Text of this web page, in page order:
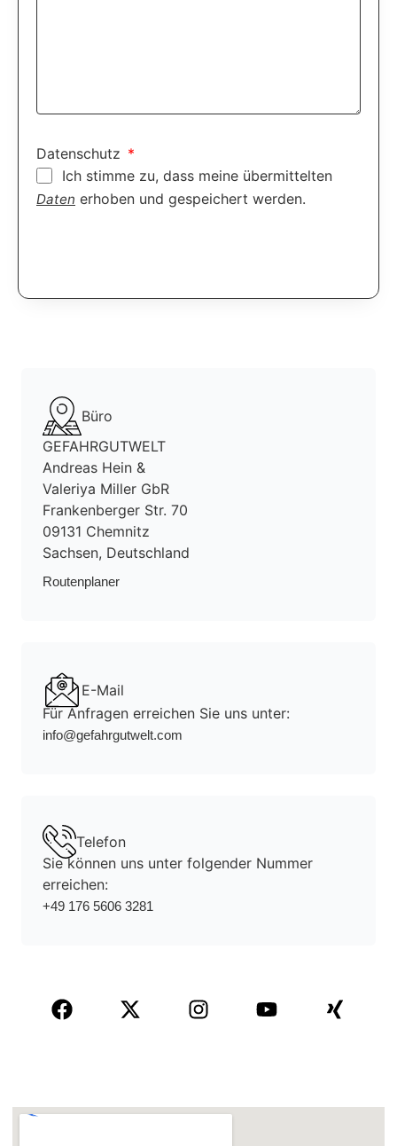
Datenschutz
Ich stimme zu, dass meine übermittelten
Daten erhoben und gespeichert werden.
Büro
GEFAHRGUTWELT
Andreas Hein &
Valeriya Miller GbR
Frankenberger Str. 70
09131 Chemnitz
Sachsen, Deutschland
Routen­planer
E-Mail
Für Anfragen erreichen Sie uns unter:
info@gefahrgutwelt.com
Telefon
Sie können uns unter folgender Nummer
erreichen:
+49 176 5606 3281